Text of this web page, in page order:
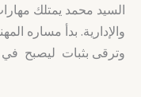
السيد محمد يمتلك
والإدارية. بدأ مساره
وترقى بثبات ليصبح في